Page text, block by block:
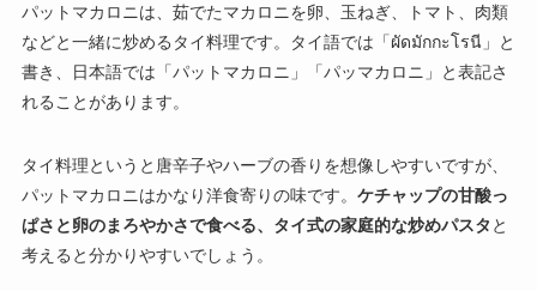
パットマカロニは、茹でたマカロニを卵、玉ねぎ、トマト、肉類
などと一緒に炒めるタイ料理です。タイ語では「ผัดมักกะโรนี」と
書き、日本語では「パットマカロニ」「パッマカロニ」と表記さ
れることがあります。
タイ料理というと唐辛子やハーブの香りを想像しやすいですが、
パットマカロニはかなり洋食寄りの味です。 ケチャップの甘酸っ
ぱさと卵のまろやかさで食べる、タイ式の家庭的な炒めパスタ と
考えると分かりやすいでしょう。